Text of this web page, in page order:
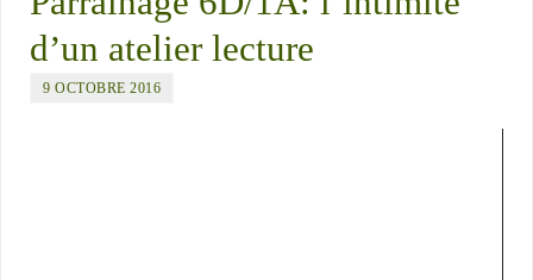
d’un atelier lecture
9 OCTOBRE 2016